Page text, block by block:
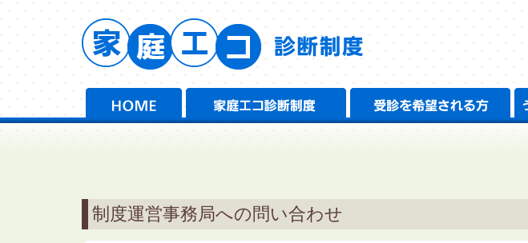
家庭エコ診断制度
HOME 家庭エコ診断制度
制度運営事務局への問い合わせ